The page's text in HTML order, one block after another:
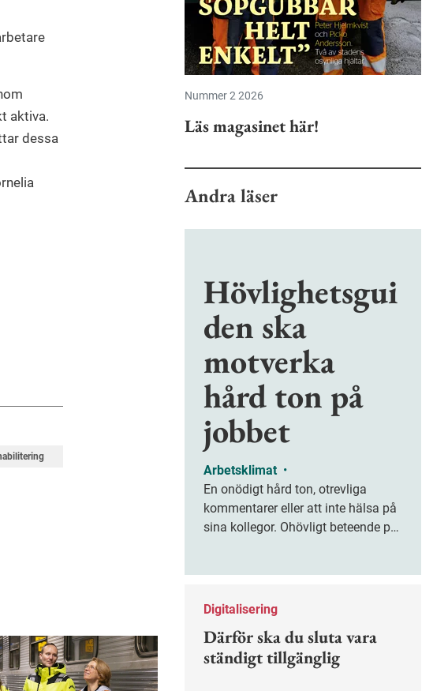
aktiva.
dessa
Nummer 2 2026
Läs magasinet här!
Andra läser
Hövlighetsgui
den ska
motverka
hård ton på
jobbet
Arbetsklimat •
En onödigt hård ton, otrevliga
kommentarer eller att inte hälsa på
sina kollegor. Ohövligt beteende på
förebygga ohövligt beteende på
Digitalisering
Därför ska du sluta vara
ständigt tillgänglig